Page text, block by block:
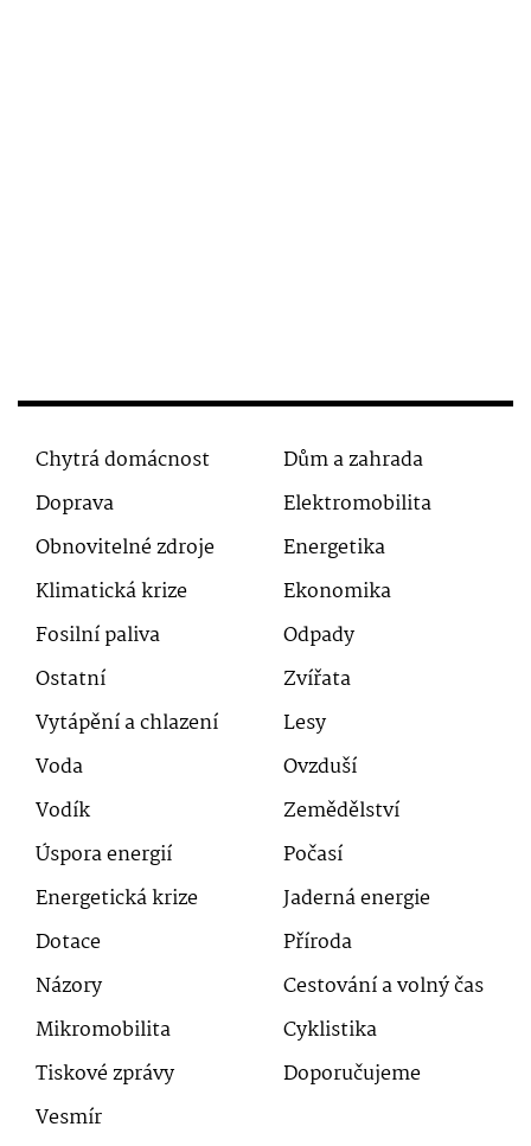
Chytrá domácnost
Dům a zahrada
Doprava
Elektromobilita
Obnovitelné zdroje
Energetika
Klimatická krize
Ekonomika
Fosilní paliva
Odpady
Ostatní
Zvířata
Vytápění a chlazení
Lesy
Voda
Ovzduší
Vodík
Zemědělství
Úspora energií
Počasí
Energetická krize
Jaderná energie
Dotace
Příroda
Názory
Cestování a volný čas
Mikromobilita
Cyklistika
Tiskové zprávy
Doporučujeme
Vesmír